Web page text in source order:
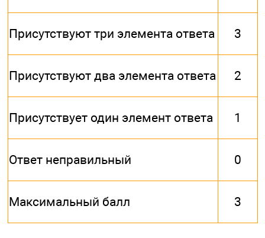
Присутствуют три элемента ответа 3
Присутствуют два элемента ответа 2
Присутствует один элемент ответа 1
Ответ неправильный 0
Максимальный балл 3